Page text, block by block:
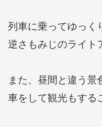
列車に乗ってゆっく
逆さもみじのライト
また、昼間と違う
車をして観光もする